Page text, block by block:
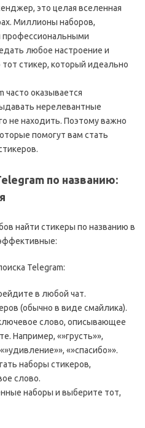
это целая вселенная
Миллионы наборов,
профессиональными
любое настроение и
стикер, который идеально
часто оказывается
нерелевантные
не находить. Поэтому важно
помогут вам стать
по названию:
найти стикеры по названию в
Telegram:
в любой чат.
(обычно в виде смайлика).
слово, описывающее
Например, «»грусть»»,
«»спасибо»».
наборы стикеров,
слово.
наборы и выберите тот,